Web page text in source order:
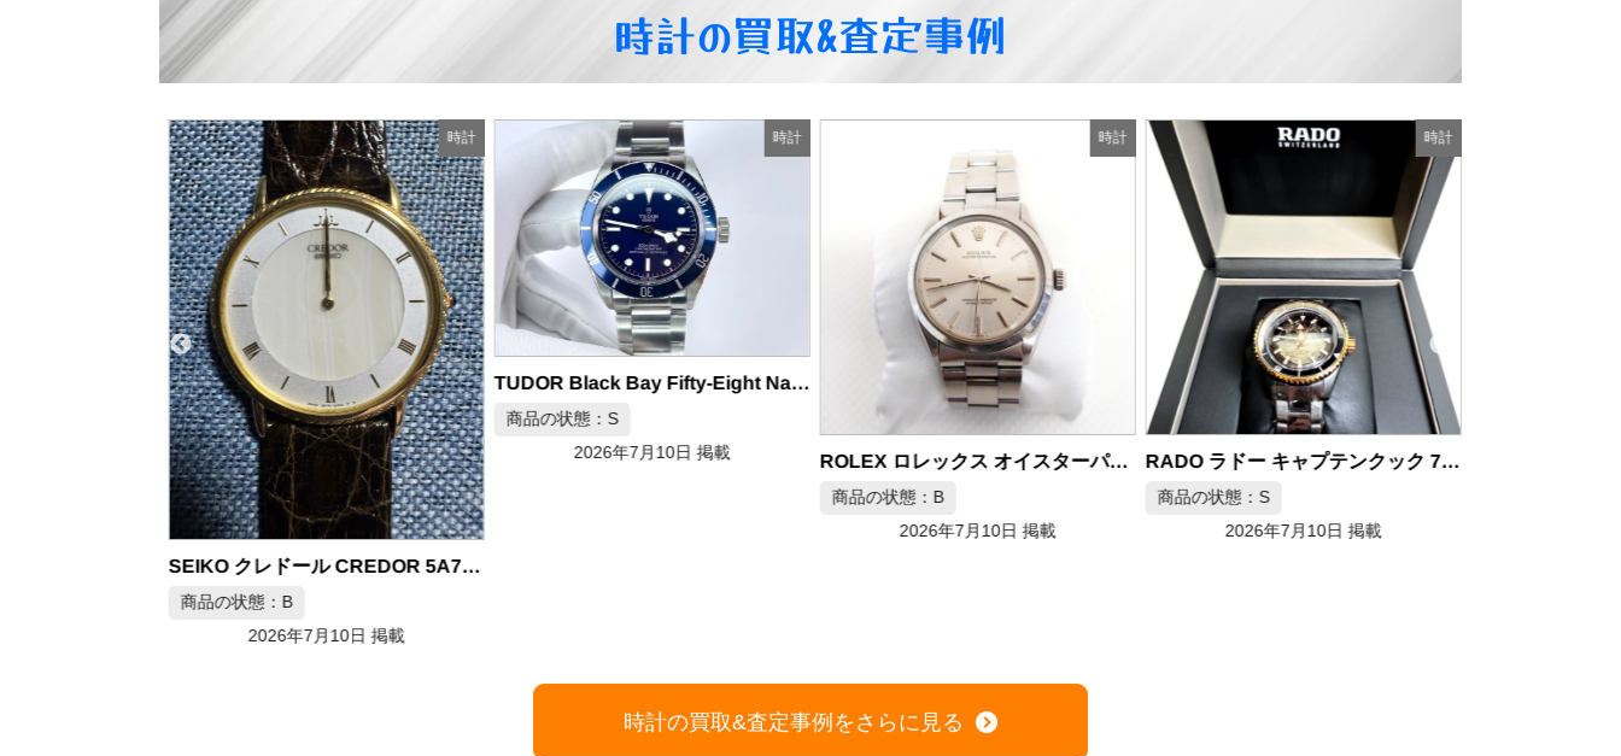
時計の買取&査定事例
時計
SEIKO クレドール CREDOR 5A74-2A30 18金 クォーツ腕時計
商品の状態：B
2026年7月10日 掲載
時計
TUDOR Black Bay Fifty-Eight Navy Blue 自動巻き 腕時計 M79030B-0001
商品の状態：S
2026年7月10日 掲載
時計
ROLEX ロレックス オイスターパーペチュアル 1002 自動巻き腕時計
商品の状態：B
2026年7月10日 掲載
時計
RADO ラドー キャプテンクック 734.6127.3 腕時計
商品の状態：S
2026年7月10日 掲載
時計の買取&査定事例をさらに見る